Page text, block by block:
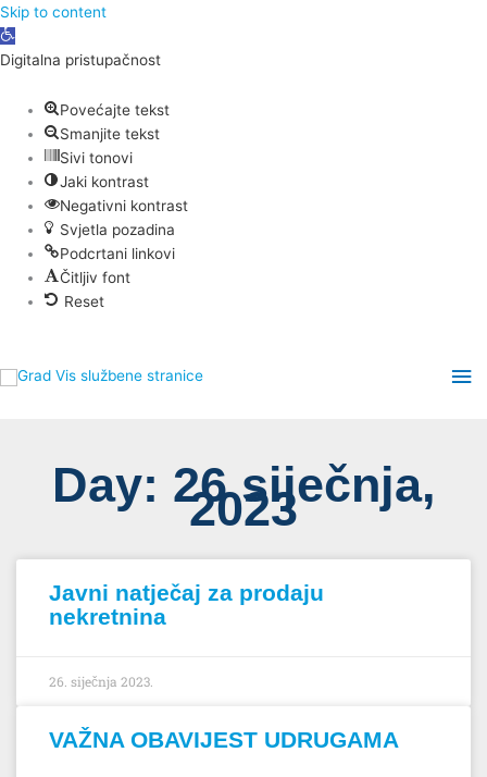
Skip to content
Open
toolbar
Digitalna pristupačnost
Povećajte tekst
Smanjite tekst
Sivi tonovi
Jaki kontrast
Negativni kontrast
Svjetla pozadina
Podcrtani linkovi
Čitljiv font
Reset
Skip
to
content
Day: 26 siječnja,
2023
Javni natječaj za prodaju
nekretnina
26. siječnja 2023.
VAŽNA OBAVIJEST UDRUGAMA